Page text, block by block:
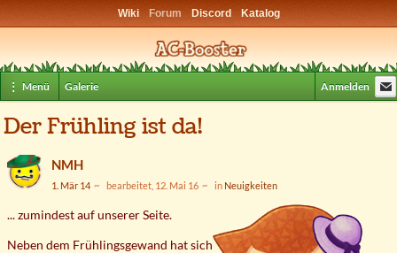
Wiki Forum Discord Katalog
⋮ Menü Galerie Anmelden
Der Frühling ist da!
NMH
1. Mär 14 bearbeitet, 12. Mai 16 in Neuigkeiten
... zumindest auf unserer Seite.
Neben dem Frühlingsgewand hat sich